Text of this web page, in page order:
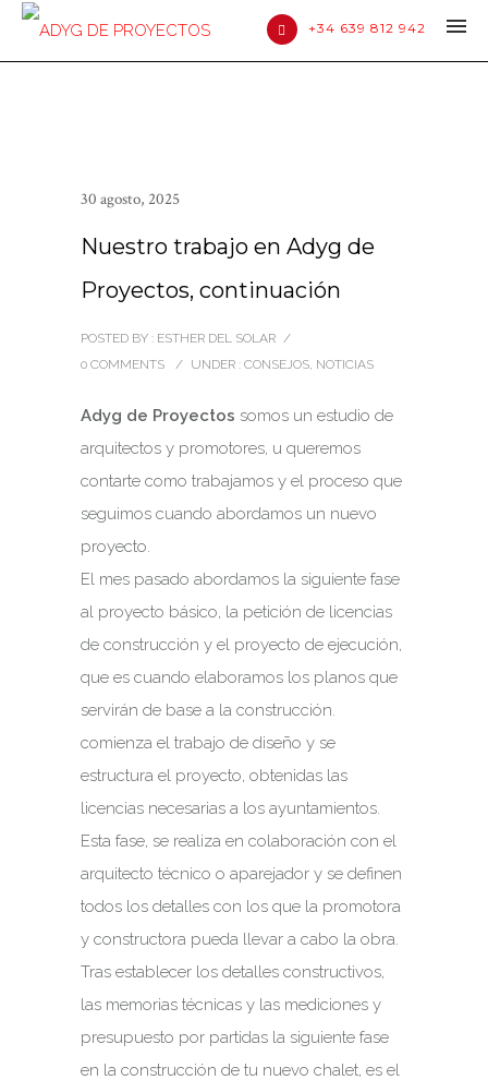
+34 639 812 942
30 agosto, 2025
Nuestro trabajo en Adyg de
Proyectos, continuación
POSTED BY : ESTHER DEL SOLAR /
0 COMMENTS
/ UNDER : CONSEJOS, NOTICIAS
Adyg de Proyectos somos un estudio de
arquitectos y promotores, u queremos
contarte como trabajamos y el proceso que
seguimos cuando abordamos un nuevo
proyecto.
El mes pasado abordamos la siguiente fase
al proyecto básico, la petición de licencias
de construcción y el proyecto de ejecución,
que es cuando elaboramos los planos que
servirán de base a la construcción.
comienza el trabajo de diseño y se
estructura el proyecto, obtenidas las
licencias necesarias a los ayuntamientos.
Esta fase, se realiza en colaboración con el
arquitecto técnico o aparejador y se definen
todos los detalles con los que la promotora
y constructora pueda llevar a cabo la obra.
Tras establecer los detalles constructivos,
las memorias técnicas y las mediciones y
presupuesto por partidas la siguiente fase
en la construcción de tu nuevo chalet, es el